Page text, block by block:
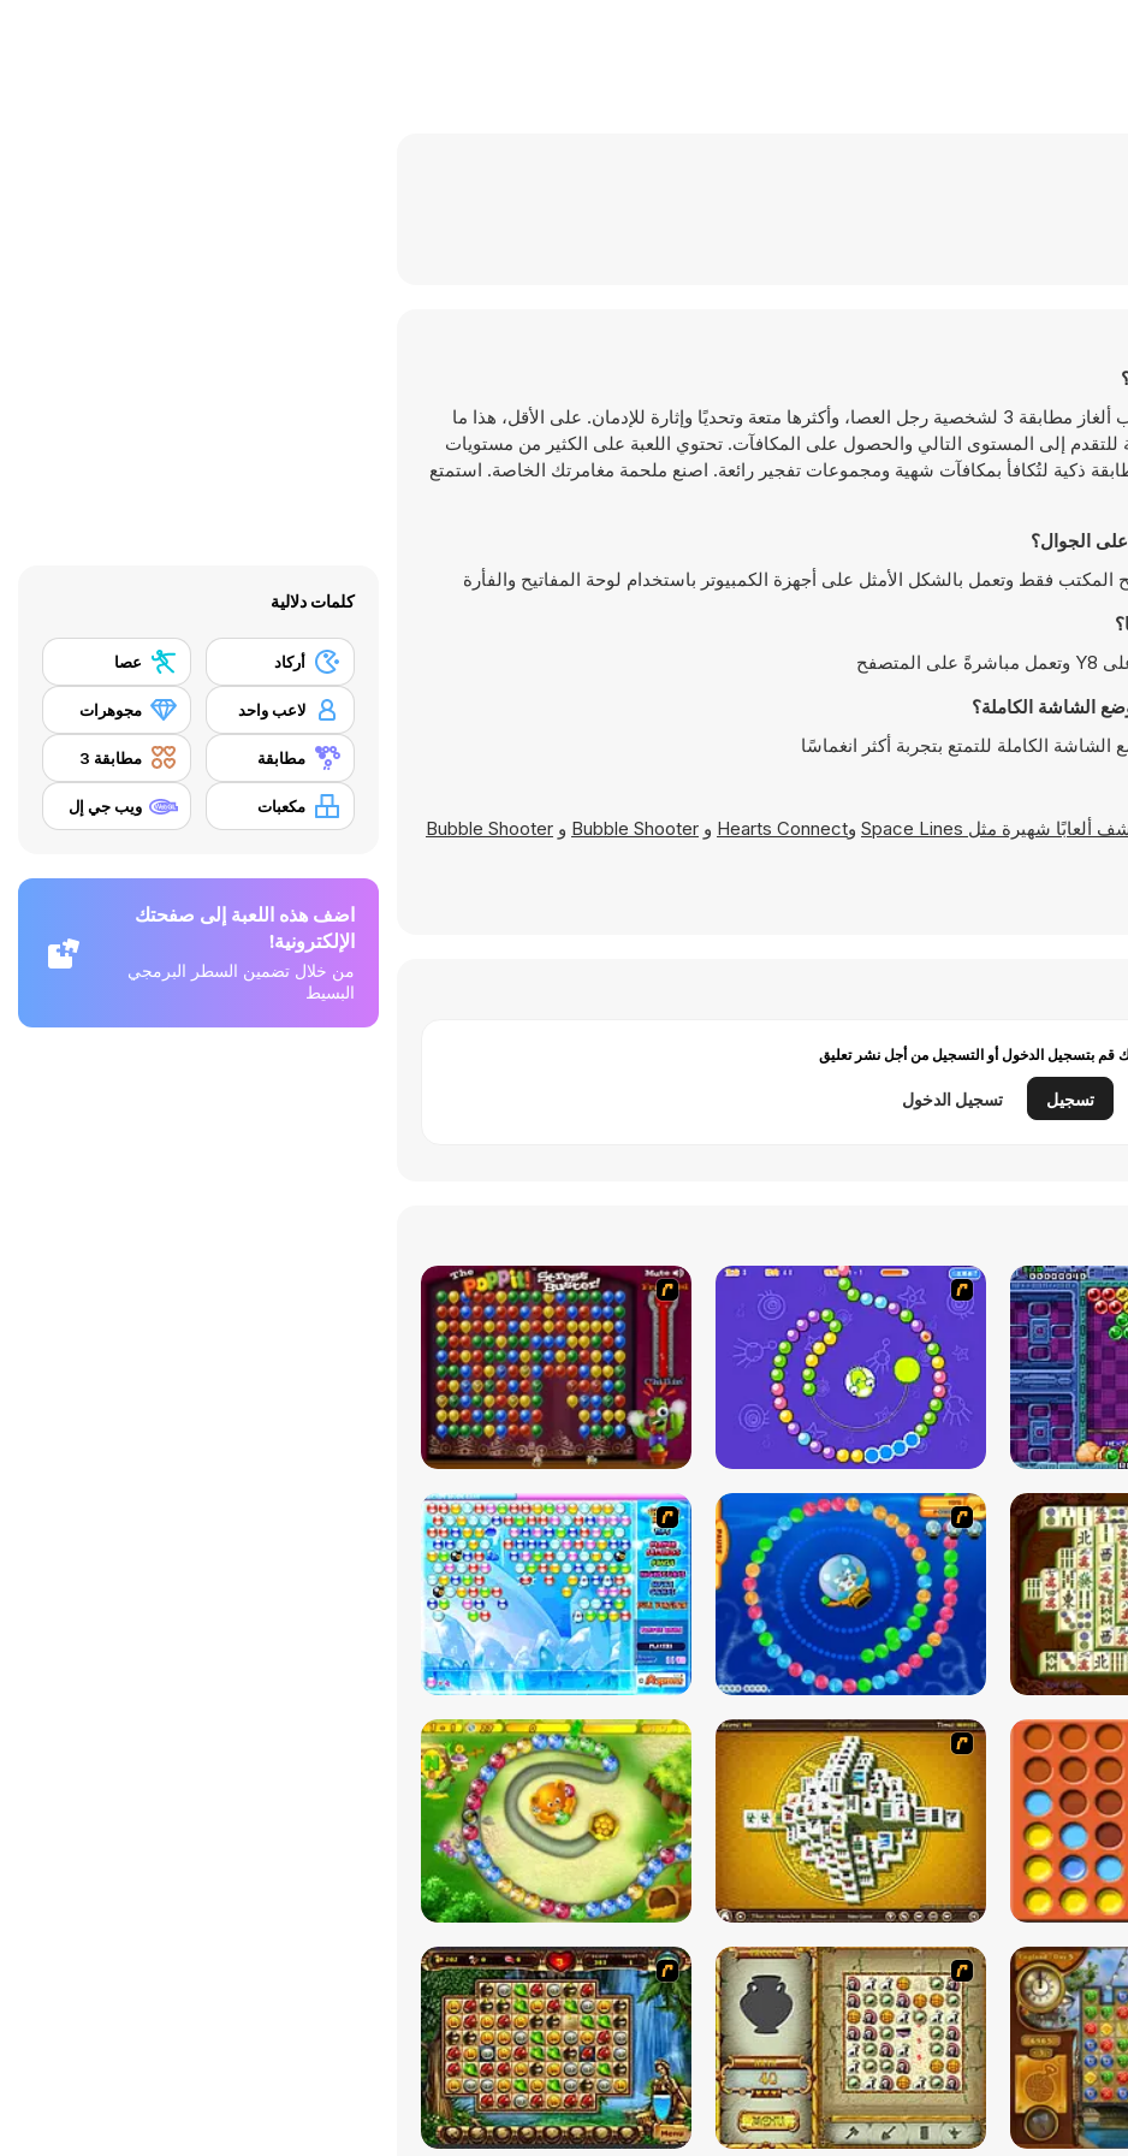
Stickman Jewel: Match 3 Master هي واحدة من أكبر ألعاب ألغاز مطابقة 3 لشخصية رجل العصا، وأكثرها متعة وتحديًا وإثارة للإدمان. على الأقل، هذا ما
إلى المستوى التالي والحصول على المكافآت. تحتوي اللعبة على الكثير من مستويات
3 بتفكير سريع وحركات مطابقة ذكية لتُكافأ بمكافآت شهية ومجموعات تفجير رائعة. اصنع ملحمة مغامرتك الخاصة. استمتع
Space Lines وHearts Connect و Bubble Shooter و Bubble Shooter
قم بتسجيل الدخول أو التسجيل من أجل نشر تعليق
تسجيل تسجيل الدخول
كلمات دلالية
أركاد عصا
لاعب واحد مجوهرات
مطابقة مطابقة 3
مكعبات ويب جي إل
اضف هذه اللعبة إلى صفحتك
الإلكترونية!
من خلال تضمين السطر البرمجي
البسيط